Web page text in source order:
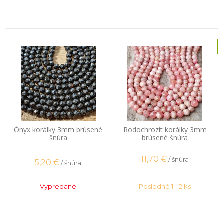
Ónyx korálky 3mm brúsené
šnúra
5,20 €/ šnúra
Vypredané
Rodochrozit korálky 3mm
brúsené šnúra
11,70 €/ šnúra
Posledné 1 - 2 ks